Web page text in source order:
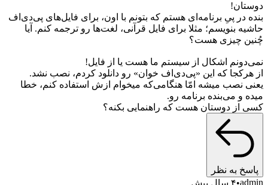
در پیِ برنامه‌ای هستم که بتونم با اون، برای فایل‌های پی‌دی‌اف
بنویسم؛ مثلا برای فایل قرآنی، لغت‌ها رو ترجمه کنم. آیا
چیزی هست؟
اشکال از سیستم ما هست یا از فایل!
که این «پی‌دی‌اف خوان» رو دانلود کردم، نصب نشد.
نصب میشه امّا هنگامی‌که میخوام ازش استفاده کنم، خطا
و می‌بنده برنامه رو.
از دوستان هست که راهنمایی بکنه؟
به نظر